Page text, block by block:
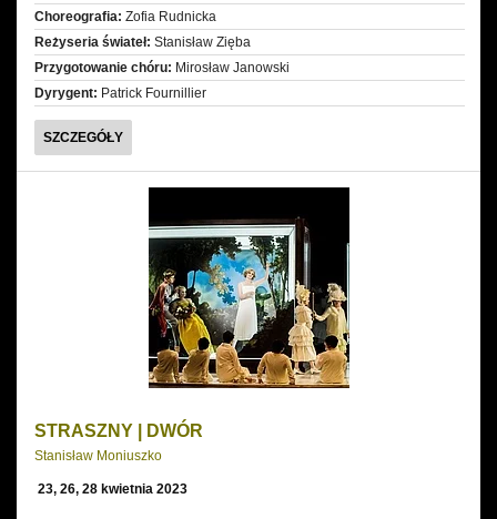
Choreografia: Zofia Rudnicka
Reżyseria świateł: Stanisław Zięba
Przygotowanie chóru: Mirosław Janowski
Dyrygent: Patrick Fournillier
SZCZEGÓŁYRIGOLETTO
STRASZNY | DWÓR
Stanisław Moniuszko
23, 26, 28 kwietnia 2023